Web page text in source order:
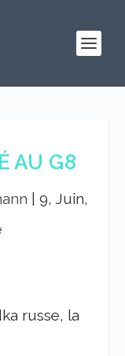
AU G8
9, Juin,
russe, la